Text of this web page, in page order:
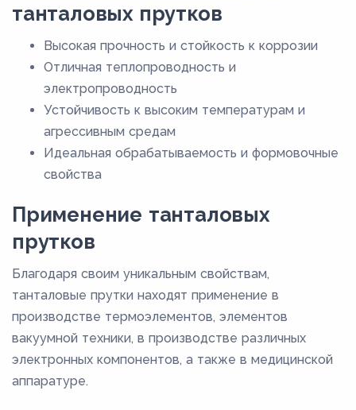
танталовых прутков
Высокая прочность и стойкость к коррозии
Отличная теплопроводность и
электропроводность
Устойчивость к высоким температурам и
агрессивным средам
Идеальная обрабатываемость и формовочные
свойства
Применение танталовых
прутков
Благодаря своим уникальным свойствам,
танталовые прутки находят применение в
производстве термоэлементов, элементов
вакуумной техники, в производстве различных
электронных компонентов, а также в медицинской
аппаратуре.